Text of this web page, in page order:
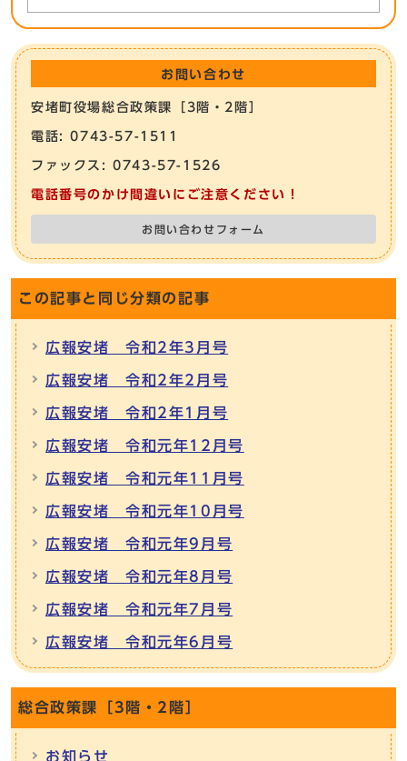
お問い合わせ
安堵町役場総合政策課［3階・2階］
電話: 0743-57-1511
ファックス: 0743-57-1526
電話番号のかけ間違いにご注意ください！
お問い合わせフォーム
この記事と同じ分類の記事
広報安堵 令和2年3月号
広報安堵 令和2年2月号
広報安堵 令和2年1月号
広報安堵 令和元年12月号
広報安堵 令和元年11月号
広報安堵 令和元年10月号
広報安堵 令和元年9月号
広報安堵 令和元年8月号
広報安堵 令和元年7月号
広報安堵 令和元年6月号
総合政策課［3階・2階］
お知らせ